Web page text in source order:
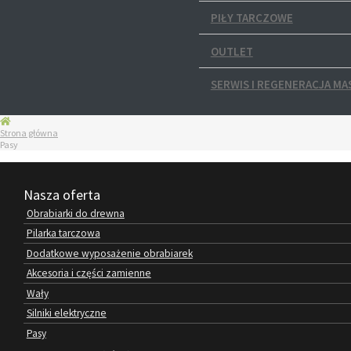
PIŁY TARCZOWE
OUTLET
SERWIS I REGENERACJA
Strona główna
Pasy
Nasza oferta
Obrabiarki do drewna
Pilarka tarczowa
Dodatkowe wyposażenie obrabiarek
Akcesoria i części zamienne
Wały
Silniki elektryczne
Pasy